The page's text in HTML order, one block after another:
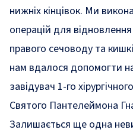
нижніх кінцівок. Ми
операцій для
правого сечоводу та
нам вдалося допомогти
завідувач 1-го
Святого Пантелеймона
Залишається ще одна